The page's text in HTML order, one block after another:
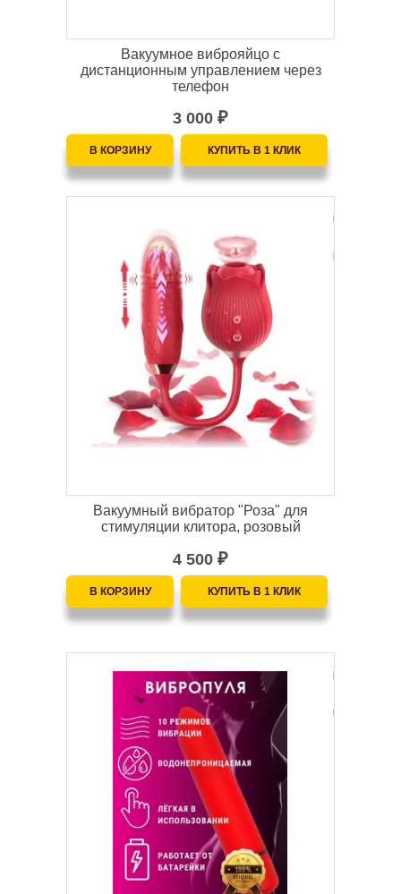
Вакуумное виброяйцо с
дистанционным управлением через
телефон
3 000 ₽
Вакуумный вибратор "Роза" для
стимуляции клитора, розовый
4 500 ₽